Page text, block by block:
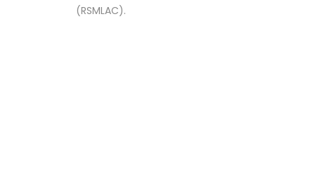
(RSMLAC).